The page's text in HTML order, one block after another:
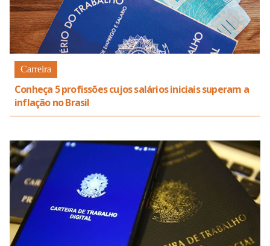
Carreira
Conheça 5 profissões cujos salários iniciais superam a
inflação no Brasil